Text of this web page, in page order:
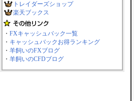
トレイダーズショップ
楽天ブックス
・ FXキャッシュバック一覧
・ キャッシュバックお得ランキング
・ 羊飼いのFXブログ
・ 羊飼いのCFDブログ